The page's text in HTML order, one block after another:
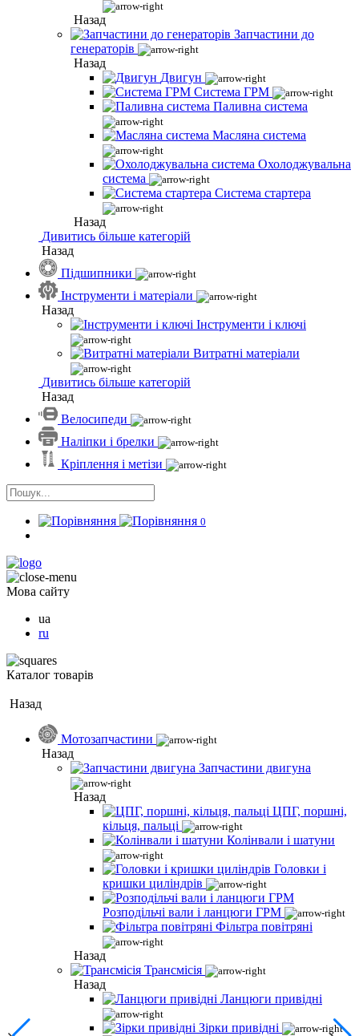
Назад
Запчастини до
генераторів
Назад
Двигун
Система ГРМ
Паливна система
Масляна система
Охолоджувальна
система
Система стартера
Назад
Дивитись більше категорій
Назад
Підшипники
Інструменти і матеріали
Назад
Інструменти і ключі
Витратні матеріали
Дивитись більше категорій
Назад
Велосипеди
Наліпки і брелки
Кріплення і метізи
0
Мова сайту
ua
ru
Каталог товарів
Назад
Мотозапчастини
Назад
Запчастини двигуна
Назад
ЦПГ, поршні,
кільця, пальці
Колінвали і шатуни
Головки і
кришки циліндрів
Розподільчі вали і ланцюги ГРМ
Фільтра повітряні
Назад
Трансмісія
Назад
Ланцюги привідні
Зірки привідні